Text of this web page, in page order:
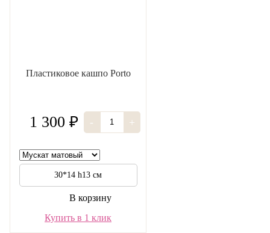
Пластиковое кашпо Porto
1 300 ₽ - +
30*14 h13 см
В корзину
Купить в 1 клик